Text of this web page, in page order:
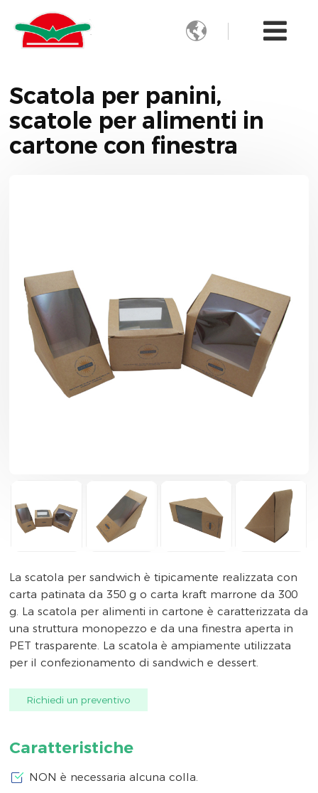

Scatola per panini,
scatole per alimenti in
cartone con finestra
La scatola per sandwich è tipicamente realizzata con
carta patinata da 350 g o carta kraft marrone da 300
g. La scatola per alimenti in cartone è caratterizzata da
una struttura monopezzo e da una finestra aperta in
PET trasparente. La scatola è ampiamente utilizzata
per il confezionamento di sandwich e dessert.
Richiedi un preventivo
Caratteristiche
NON è necessaria alcuna colla.